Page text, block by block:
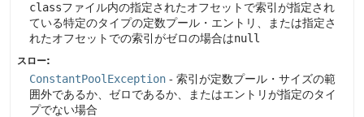
classファイル内の指定されたオフセットで索引が指定され
ている特定のタイプの定数プール・エントリ、または指定さ
れたオフセットでの索引がゼロの場合はnull
スロー:
ConstantPoolException - 索引が定数プール・サイズの範
囲外であるか、ゼロであるか、またはエントリが指定のタイ
プでない場合